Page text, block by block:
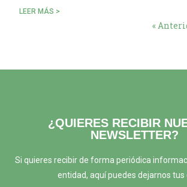
LEER MÁS >
«
¿QUIERES RECIBIR
NEWSLETTER?
Si quieres recibir de forma periódica
entidad, aquí puedes dejarnos tus